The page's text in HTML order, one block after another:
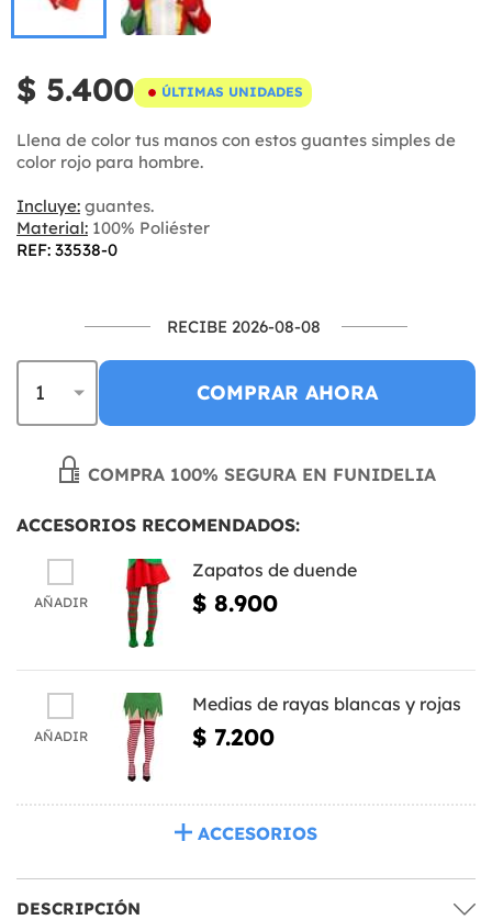
$ 5.400 ÚLTIMAS UNIDADES
Llena de color tus manos con estos guantes simples de
color rojo para hombre.
Incluye: guantes.
Material: 100% Poliéster
REF: 33538-0
RECIBE 2026-08-08
COMPRAR AHORA
COMPRA 100% SEGURA EN FUNIDELIA
ACCESORIOS RECOMENDADOS:
AÑADIR
Zapatos de duende
$ 8.900
AÑADIR
Medias de rayas blancas y rojas
$ 7.200
ACCESORIOS
DESCRIPCIÓN